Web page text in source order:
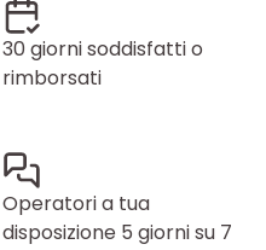
30 giorni soddisfatti o
rimborsati
Operatori a tua
disposizione 5 giorni su 7